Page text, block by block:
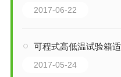
2017-06-22
可程式高低温试验箱
2017-05-24